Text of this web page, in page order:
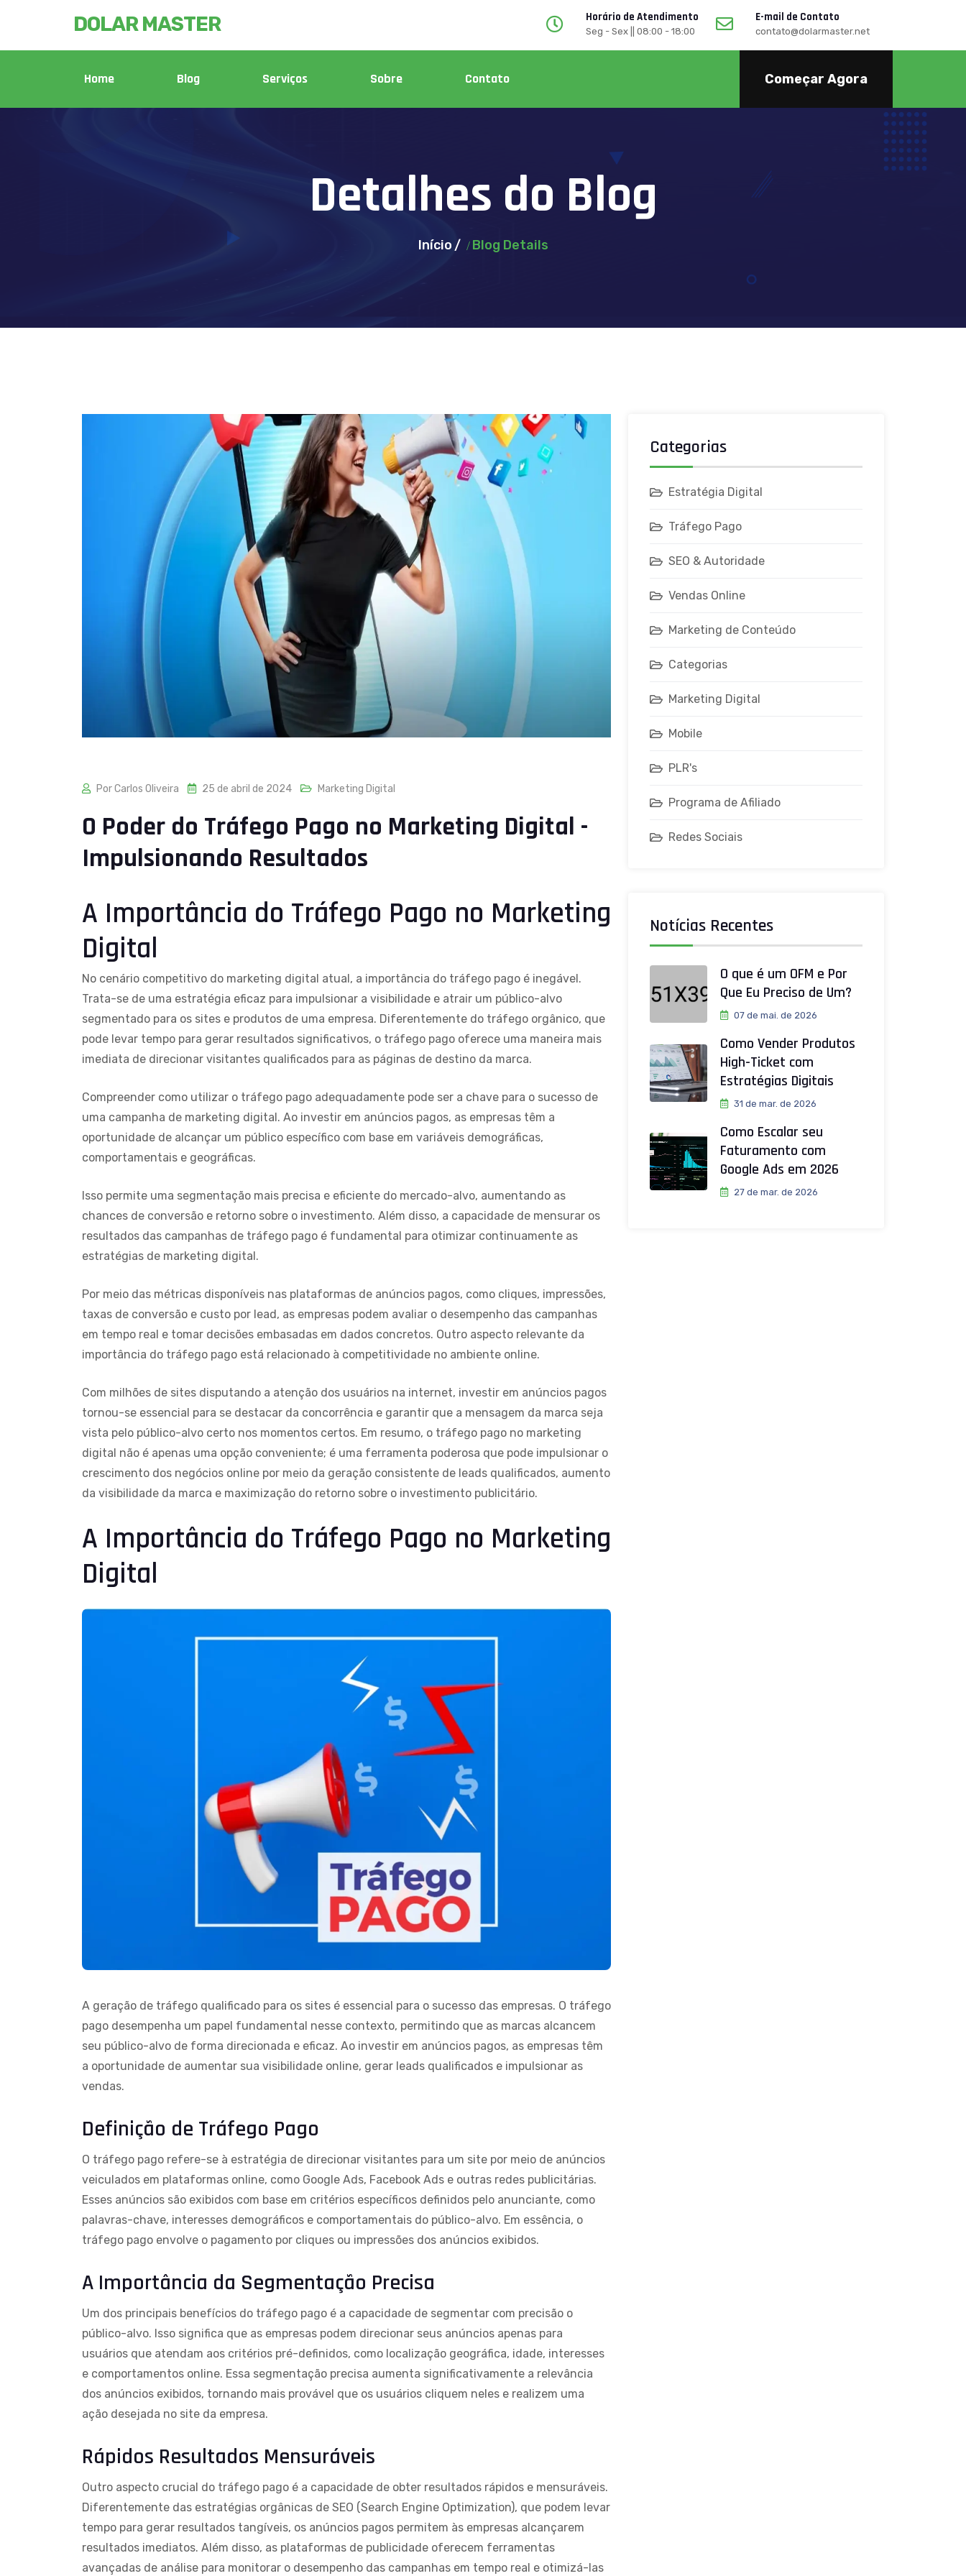
DOLAR MASTER Horário de Atendimento
Seg - Sex || 08:00 - 18:00
E-mail de Contato
contato@dolarmaster.net
Home Blog Serviços Sobre Contato Começar Agora
Detalhes do Blog
Início Blog Details
Por Carlos Oliveira 25 de abril de 2024 Marketing Digital
O Poder do Tráfego Pago no Marketing Digital -
Impulsionando Resultados
A Importância do Tráfego Pago no Marketing
Digital
No cenário competitivo do marketing digital atual, a importância do tráfego pago é inegável.
Trata-se de uma estratégia eficaz para impulsionar a visibilidade e atrair um público-alvo
segmentado para os sites e produtos de uma empresa. Diferentemente do tráfego orgânico, que
pode levar tempo para gerar resultados significativos, o tráfego pago oferece uma maneira mais
imediata de direcionar visitantes qualificados para as páginas de destino da marca.
Compreender como utilizar o tráfego pago adequadamente pode ser a chave para o sucesso de
uma campanha de marketing digital. Ao investir em anúncios pagos, as empresas têm a
oportunidade de alcançar um público específico com base em variáveis demográficas,
comportamentais e geográficas.
Isso permite uma segmentação mais precisa e eficiente do mercado-alvo, aumentando as
chances de conversão e retorno sobre o investimento. Além disso, a capacidade de mensurar os
resultados das campanhas de tráfego pago é fundamental para otimizar continuamente as
estratégias de marketing digital.
Por meio das métricas disponíveis nas plataformas de anúncios pagos, como cliques, impressões,
taxas de conversão e custo por lead, as empresas podem avaliar o desempenho das campanhas
em tempo real e tomar decisões embasadas em dados concretos. Outro aspecto relevante da
importância do tráfego pago está relacionado à competitividade no ambiente online.
Com milhões de sites disputando a atenção dos usuários na internet, investir em anúncios pagos
tornou-se essencial para se destacar da concorrência e garantir que a mensagem da marca seja
vista pelo público-alvo certo nos momentos certos. Em resumo, o tráfego pago no marketing
digital não é apenas uma opção conveniente; é uma ferramenta poderosa que pode impulsionar o
crescimento dos negócios online por meio da geração consistente de leads qualificados, aumento
da visibilidade da marca e maximização do retorno sobre o investimento publicitário.
A Importância do Tráfego Pago no Marketing
Digital
A geração de tráfego qualificado para os sites é essencial para o sucesso das empresas. O tráfego
pago desempenha um papel fundamental nesse contexto, permitindo que as marcas alcancem
seu público-alvo de forma direcionada e eficaz. Ao investir em anúncios pagos, as empresas têm
a oportunidade de aumentar sua visibilidade online, gerar leads qualificados e impulsionar as
vendas.
Definição de Tráfego Pago
O tráfego pago refere-se à estratégia de direcionar visitantes para um site por meio de anúncios
veiculados em plataformas online, como Google Ads, Facebook Ads e outras redes publicitárias.
Esses anúncios são exibidos com base em critérios específicos definidos pelo anunciante, como
palavras-chave, interesses demográficos e comportamentais do público-alvo. Em essência, o
tráfego pago envolve o pagamento por cliques ou impressões dos anúncios exibidos.
A Importância da Segmentação Precisa
Um dos principais benefícios do tráfego pago é a capacidade de segmentar com precisão o
público-alvo. Isso significa que as empresas podem direcionar seus anúncios apenas para
usuários que atendam aos critérios pré-definidos, como localização geográfica, idade, interesses
e comportamentos online. Essa segmentação precisa aumenta significativamente a relevância
dos anúncios exibidos, tornando mais provável que os usuários cliquem neles e realizem uma
ação desejada no site da empresa.
Rápidos Resultados Mensuráveis
Outro aspecto crucial do tráfego pago é a capacidade de obter resultados rápidos e mensuráveis.
Diferentemente das estratégias orgânicas de SEO (Search Engine Optimization), que podem levar
tempo para gerar resultados tangíveis, os anúncios pagos permitem às empresas alcançarem
resultados imediatos. Além disso, as plataformas de publicidade oferecem ferramentas
avançadas de análise para monitorar o desempenho das campanhas em tempo real e otimizá-las
Categorias
Estratégia Digital
Tráfego Pago
SEO & Autoridade
Vendas Online
Marketing de Conteúdo
Categorias
Marketing Digital
Mobile
PLR's
Programa de Afiliado
Redes Sociais
Notícias Recentes
O que é um OFM e Por
Que Eu Preciso de Um?
07 de mai. de 2026
Como Vender Produtos
High-Ticket com
Estratégias Digitais
31 de mar. de 2026
Como Escalar seu
Faturamento com
Google Ads em 2026
27 de mar. de 2026